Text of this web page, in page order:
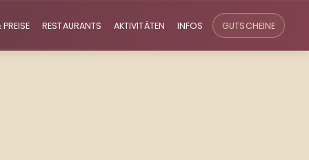
RESTAURANTS AKTIVITÄTEN INFOS GUTSCHEINE